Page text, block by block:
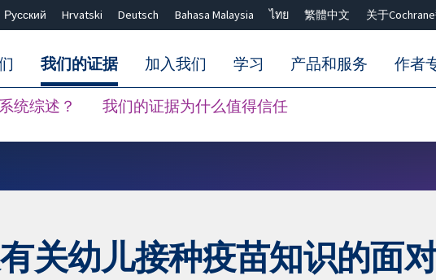
Русский Hrvatski Deutsch Bahasa Malaysia ไทย 繁體中文 关于
我们的证据
统综述？ 我们的证据为什么值得信任
加入我们 学习 产品和服务 作者
关幼儿接种疫苗知识的面